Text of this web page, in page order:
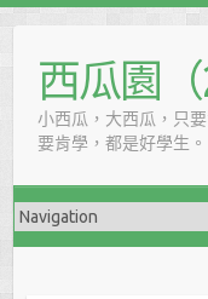
西瓜園（
小西瓜，大西瓜，只
要肯學，都是好學生。